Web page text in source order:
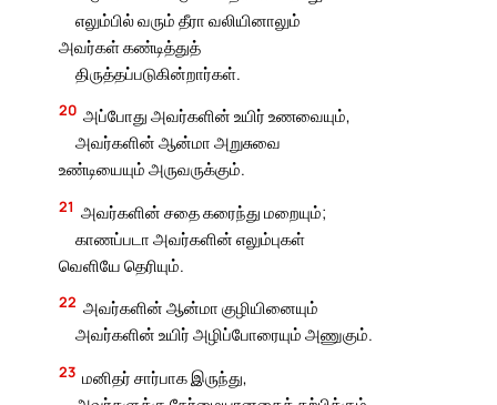
எலும்பில் வரும் தீரா வலியினாலும்
அவர்கள் கண்டித்துத்
திருத்தப்படுகின்றார்கள்.
20 அப்போது அவர்களின் உயிர் உணவையும்,
அவர்களின் ஆன்மா அறுசுவை
உண்டியையும் அருவருக்கும்.
21 அவர்களின் சதை கரைந்து மறையும்;
காணப்படா அவர்களின் எலும்புகள்
வெளியே தெரியும்.
22 அவர்களின் ஆன்மா குழியினையும்
அவர்களின் உயிர் அழிப்போரையும் அணுகும்.
23 மனிதர் சார்பாக இருந்து,